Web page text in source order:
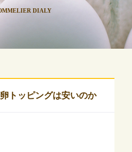
DIALY
トッピングは安いのか